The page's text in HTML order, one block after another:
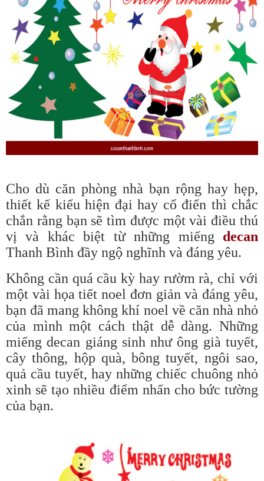
Cho dù căn phòng nhà bạn rộng hay hẹp,
thiết kế kiểu hiện đại hay cổ điển thì chắc
chắn rằng bạn sẽ tìm được một vài điều thú
vị và khác biệt từ những miếng decan
Thanh Bình đầy ngộ nghĩnh và đáng yêu.
Không cần quá cầu kỳ hay rườm rà, chỉ với
một vài họa tiết noel đơn giản và đáng yêu,
bạn đã mang không khí noel về căn nhà nhỏ
của mình một cách thật dễ dàng. Những
miếng decan giáng sinh như ông già tuyết,
cây thông, hộp quà, bông tuyết, ngôi sao,
quả cầu tuyết, hay những chiếc chuông nhỏ
xinh sẽ tạo nhiều điểm nhấn cho bức tường
của bạn.